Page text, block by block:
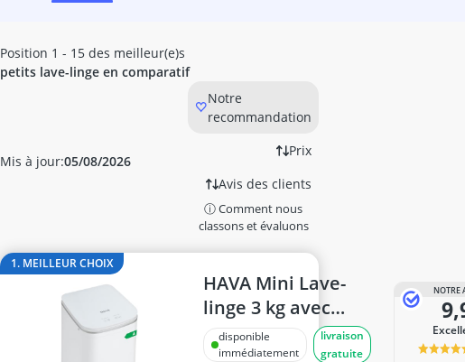
Congélateur A+++
congélateur Bomann
congélateur Bosch
Congelateur coffre
congélateur Siemens
Congélateur tiroir
Cuisinière 60 cm
cuisinière Beko
Cuisinière électrique
Cuisinière encastrable
four Bosch
frigo A+++
Mis à jour:05/08/2026
Position 1 - 15 des meilleur(e)s
petits lave-linge en comparatif
Notre
recommandation
Prix
Avis des clients
ⓘ Comment nous
classons et évaluons
1. MEILLEUR CHOIX
HAVA Mini Lave-
linge 3 kg avec
essorage
disponible
immédiatement
livraison
gratuite
NOTRE